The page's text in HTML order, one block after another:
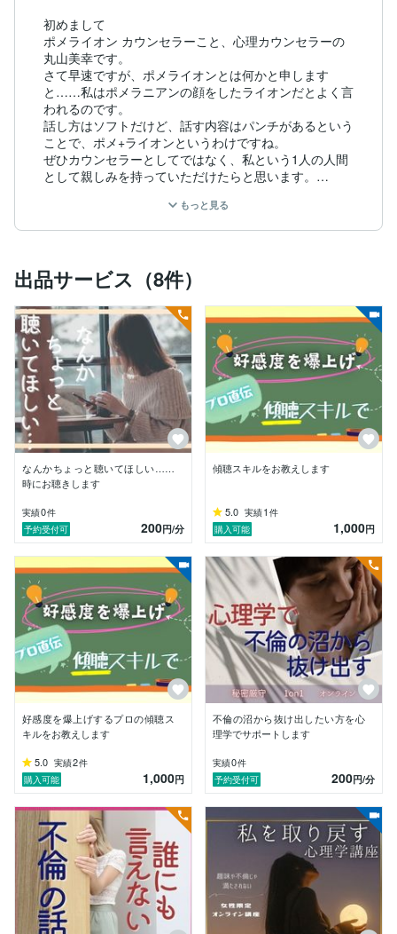
初めまして
ポメライオン カウンセラーこと、心理カウンセラーの
丸山美幸です。
さて早速ですが、ポメライオンとは何かと申します
と……私はポメラニアンの顔をしたライオンだとよく言
われるのです。
話し方はソフトだけど、話す内容はパンチがあるという
ことで、ポメ+ライオンというわけですね。
ぜひカウンセラーとしてではなく、私という1人の人間
として親しみを持っていただけたらと思います。
これまで、対面や電話、メール、チャットなど、あらゆ
る形態のカウンセリングで、様々なご相談をお受けして
仕事や恋愛、友人、家族など、悩みの種類は沢山ありま
すが、問題というのは、自分が内面に抱えるものが外部
へ影響して引き起こされるものです。
つまり、全てが自分発信の人間関係の問題ということで
すので、ジャンルを限定せず、人間関係全般のお悩みを
お伺いしています。
起きた問題1つひとつをモグラ叩きのように解決するの
も1つの方法ですが、カウンセリングを受けたり、心理
学を学んだりすることで、自分が成長して変われば周り
の人たちとの関係も根本的に改善させていくことができ
るため、実はこれこそがコスパもタイパも最強の方法な
カウンセリングや心理学は敷居が高いイメージがありま
すが、実は誰もが日常的に使っているとても身近なもの
です。
流れに身を委ねて不幸を嘆くよりも、心理学を意識的に
活用しながら理想の生き方を自分の手で切り開いていく
未来の方が、ずっとずっと幸せですよね。
皆様が元気に毎日をいきいきと生きるお手伝いをさせて
いただけたらと思います。
【受注対応範囲】
・カウンセリング
・心理学講座／セミナー
もっと見る
出品サービス（8件）
なんかちょっと聴いてほしい……
時にお聴きします
実績0件
予約受付可
200円/分
傾聴スキルをお教えします
5.0 実績1 件
購入可能
1,000円
好感度を爆上げするプロの傾聴ス
キルをお教えします
5.0 実績2件
購入可能
1,000円
不倫の沼から抜け出したい方を心
理学でサポートします
実績0件
予約受付可
200円/分